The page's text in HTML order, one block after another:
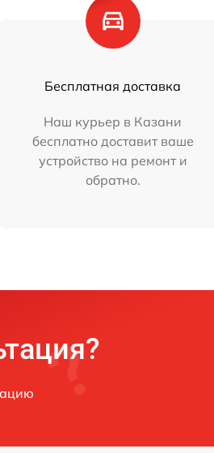
Бесплатная доставка
Наш курьер в Казани
бесплатно доставит ваше
устройство на ремонт и
обратно.